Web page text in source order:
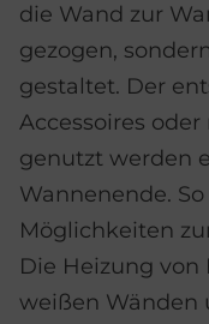
die Wand zur
gezogen,
gestaltet. Der
Accessoires
genutzt werden
Wannenende.
Möglichkeiten
Die Heizung von
weißen Wänden